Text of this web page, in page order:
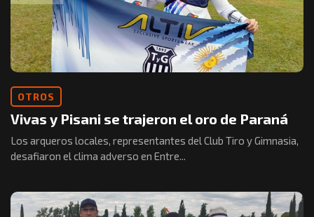
OTROS
Vivas y Pisani se trajeron el oro de Paraná
Los arqueros locales, representantes del Club Tiro y Gimnasia,
desafiaron el clima adverso en Entre...